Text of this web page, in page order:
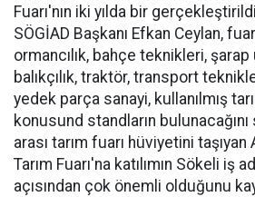
Fuarı'nın iki yılda bir
SÖGİAD Başkanı Efkan Ceylan,
ormancılık, bahçe teknikleri,
balıkçılık, traktör, transport
yedek parça sanayi, kullanılmış
konusund standların
arası tarım fuarı hüviyetini
Tarım Fuarı'na katılımın Sökeli iş
açısından çok önemli olduğunu